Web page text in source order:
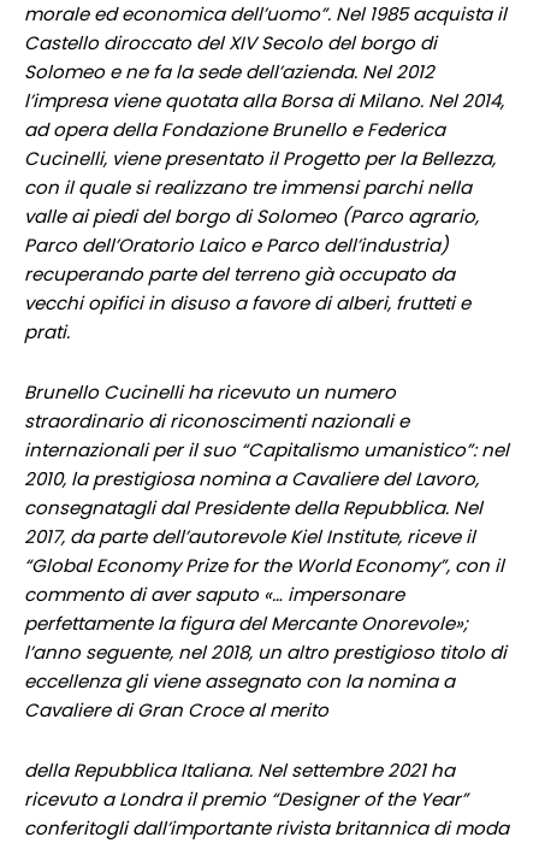
morale ed economica dell’uomo”. Nel 1985 acquista il
Castello diroccato del XIV Secolo del borgo di
Solomeo e ne fa la sede dell’azienda. Nel 2012
l’impresa viene quotata alla Borsa di Milano. Nel 2014,
ad opera della Fondazione Brunello e Federica
Cucinelli, viene presentato il Progetto per la Bellezza,
con il quale si realizzano tre immensi parchi nella
valle ai piedi del borgo di Solomeo (Parco agrario,
Parco dell’Oratorio Laico e Parco dell’industria)
recuperando parte del terreno già occupato da
vecchi opifici in disuso a favore di alberi, frutteti e
prati.
Brunello Cucinelli ha ricevuto un numero
straordinario di riconoscimenti nazionali e
internazionali per il suo “Capitalismo umanistico”: nel
2010, la prestigiosa nomina a Cavaliere del Lavoro,
consegnatagli dal Presidente della Repubblica. Nel
2017, da parte dell’autorevole Kiel Institute, riceve il
“Global Economy Prize for the World Economy”, con il
commento di aver saputo «… impersonare
perfettamente la figura del Mercante Onorevole»;
l’anno seguente, nel 2018, un altro prestigioso titolo di
eccellenza gli viene assegnato con la nomina a
Cavaliere di Gran Croce al merito
della Repubblica Italiana. Nel settembre 2021 ha
ricevuto a Londra il premio “Designer of the Year”
conferitogli dall’importante rivista britannica di moda